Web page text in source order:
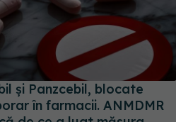
și Panzcebil, blocate
în farmacii. ANMDMR